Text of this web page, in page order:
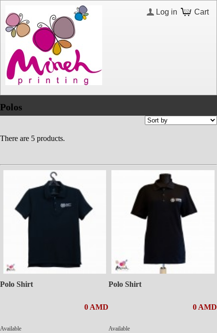
Cart
Log in
Polos
There are 5 products.
Polo Shirt
0 AMD
Available
Polo Shirt
0 AMD
Available